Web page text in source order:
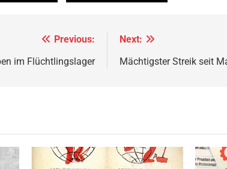
Previous:
im Flüchtlingslager
Next:
Mächtigster Streik seit
Quelle© ROSTA-Plakatdesigns von
Wladimir Majakowski, Public Domain